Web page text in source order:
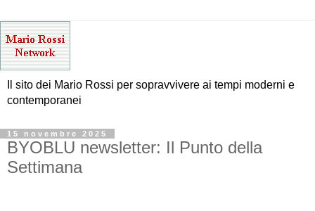
Il sito dei Mario Rossi per sopravvivere ai tempi moderni e
contemporanei
15 novembre 2025
BYOBLU newsletter: Il Punto della
Settimana